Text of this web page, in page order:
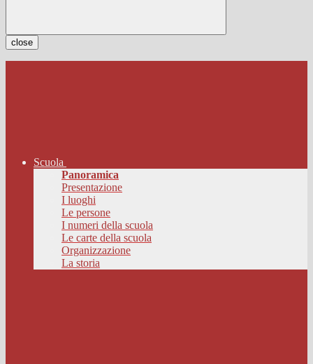
close
Scuola
Panoramica
Presentazione
I luoghi
Le persone
I numeri della scuola
Le carte della scuola
Organizzazione
La storia